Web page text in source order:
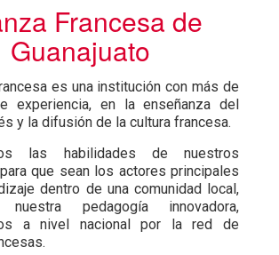
Francesa de
Guanajuato
es una institución con más de
experiencia, en la enseñanza del
y la difusión de la cultura francesa.
las habilidades de nuestros
que sean los actores principales
dentro de una comunidad local,
pedagogía innovadora,
a nivel nacional por la red de